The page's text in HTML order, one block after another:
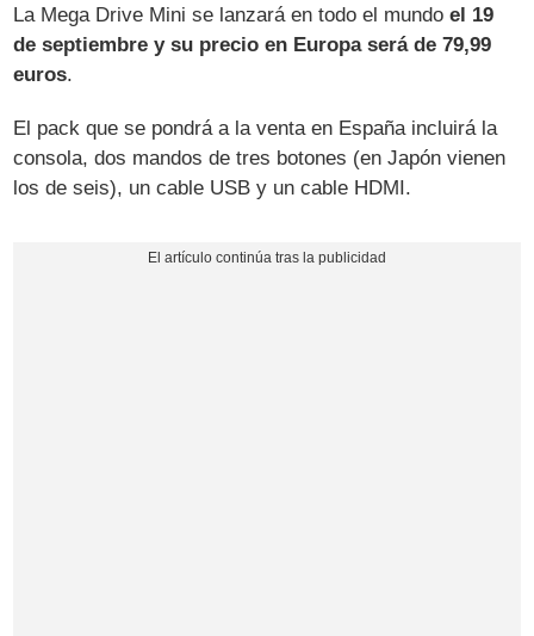
La Mega Drive Mini se lanzará en todo el mundoel 19
de septiembre y su precio en Europa será de 79,99
euros.
El pack que se pondrá a la venta en España incluirá la
consola, dos mandos de tres botones (en Japón vienen
los de seis), un cable USB y un cable HDMI.